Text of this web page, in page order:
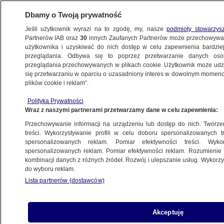
POLSKA
uświadamia Escape Truckiem
15.05.2026, 05:59
Posłuchaj artykułu
Czyta lektor AI
Dbamy o Twoją prywatność
Jeśli użytkownik wyrazi na to zgodę, my, naszepodmioty
Partnerów IAB oraz30 innych Zaufanych Partnerów może
użytkownika i uzyskiwać do nich dostęp w celu zapewnienia
przeglądania. Odbywa się to poprzez przetwarzanie danych
przeglądania przechowywanych w plikach cookie. Użytkownik może
się przetwarzaniu w oparciu o uzasadniony interes w dowolnym
plików cookie i reklam”.
Polityka Prywatności
Wraz z naszymi partnerami przetwarzamy dane w celu zapewnienia:
Przechowywanie informacji na urządzeniu lub dostęp do nich.
treści. Wykorzystywanie profili w celu doboru spersonalizowanych
spersonalizowanych reklam. Pomiar efektywności treści.
spersonalizowanych reklam. Pomiar efektywności reklam.
kombinacji danych z różnych źródeł. Rozwój i ulepszanie usług.
do wyboru reklam.
Lista partnerów (dostawców)
Akceptuję